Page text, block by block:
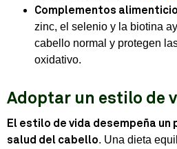
Complementos
zinc, el selenio y la biotina
cabello normal y protegen
oxidativo.
Adoptar un estilo de
El estilo de vida desempeña
salud del cabello. Una dieta